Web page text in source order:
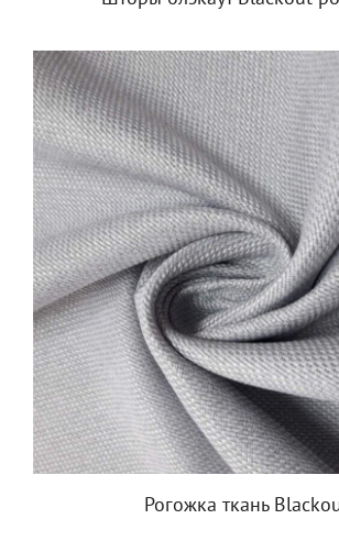
Рогожка ткань